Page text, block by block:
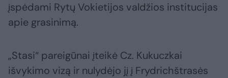
įspėdami Rytų Vokietijos valdžios institucijas
apie grasinimą.
„Stasi“ pareigūnai įteikė Cz. Kukuczkai
išvykimo vizą ir nulydėjo jį į Frydrichštrasės